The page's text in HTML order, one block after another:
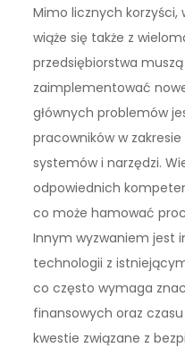
Mimo licznych korzyści,
wiąże się także z
przedsiębiorstwa
zaimplementować
głównych problemów
pracowników w
systemów i narzędzi.
odpowiednich
co może hamować
Innym wyzwaniem jest
technologii z
co często wymaga
finansowych oraz
kwestie związane z